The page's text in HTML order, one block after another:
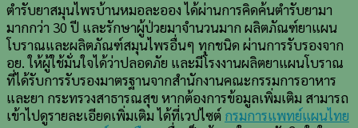
ตำรับยาสมุนไพรบ้านหมอละออง ได้ผ่านการคิดค้นตำรับยามา
มากกว่า 30 ปี และรักษาผู้ป่วยมาจำนวนมาก ผลิตภัณฑ์ยาแผน
โบราณและผลิตภัณฑ์สมุนไพรอื่นๆ ทุกชนิด ผ่านการรับรองจาก
อย. ให้ผู้ใช้มั่นใจได้ว่าปลอดภัย และมีโรงงานผลิตยาแผนโบราณ
ที่ได้รับการรับรองมาตรฐานจากสำนักงานคณะกรรมการอาหาร
และยา กระทรวงสาธารณสุข หากต้องการข้อมูลเพิ่มเติม สามารถ
เข้าไปดูรายละเอียดเพิ่มเติม ได้ที่เวปไซต์ กรมการแพทย์แผนไทย